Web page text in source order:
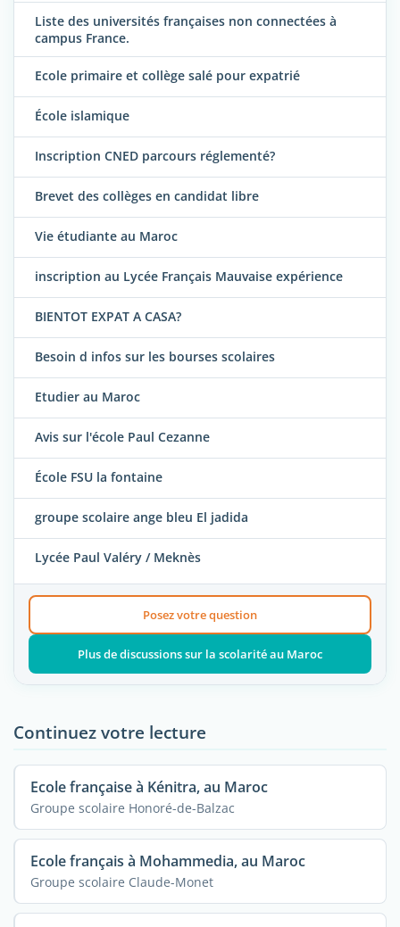
Liste des universités françaises non connectées à
campus France.
Ecole primaire et collège salé pour expatrié
École islamique
Inscription CNED parcours réglementé?
Brevet des collèges en candidat libre
Vie étudiante au Maroc
inscription au Lycée Français Mauvaise expérience
BIENTOT EXPAT A CASA?
Besoin d infos sur les bourses scolaires
Etudier au Maroc
Avis sur l'école Paul Cezanne
École FSU la fontaine
groupe scolaire ange bleu El jadida
Lycée Paul Valéry / Meknès
Posez votre question
Plus de discussions sur la scolarité au Maroc
Continuez votre lecture
Ecole française à Kénitra, au Maroc
Groupe scolaire Honoré-de-Balzac
Ecole français à Mohammedia, au Maroc
Groupe scolaire Claude-Monet